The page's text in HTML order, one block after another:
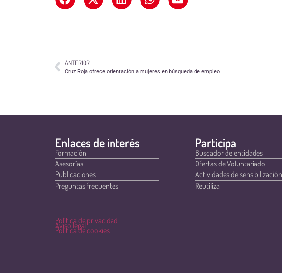
ANTERIOR
Cruz Roja ofrece orientación a mujeres en búsqueda de empleo
Enlaces de interés
Formación
Asesorías
Publicaciones
Preguntas frecuentes
Política de privacidad
Aviso legal
Política de cookies
Participa
Buscador de entidades
Ofertas de Voluntariado
Actividades de sensibilización
Reutiliza